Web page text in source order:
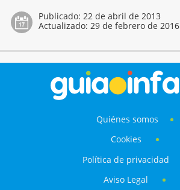
Publicado: 22 de abril de 2013
Actualizado: 29 de febrero de 2016
Quiénes somos
Cookies
Política de privacidad
Aviso Legal